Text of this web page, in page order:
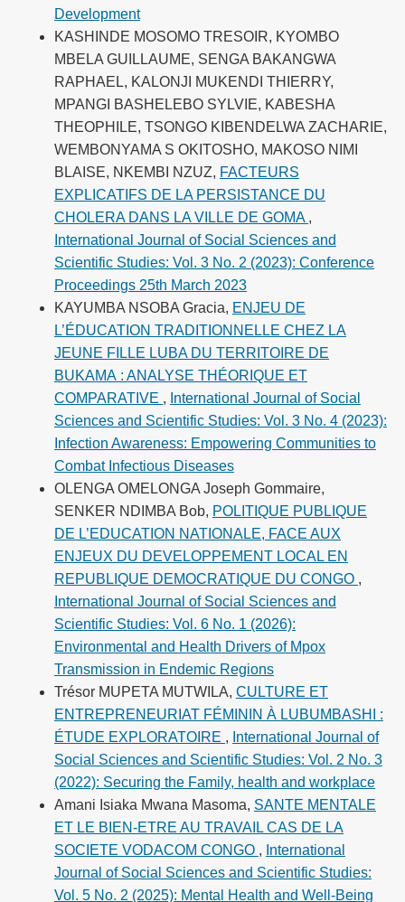
Development
KASHINDE MOSOMO TRESOIR, KYOMBO
MBELA GUILLAUME, SENGA BAKANGWA
RAPHAEL, KALONJI MUKENDI THIERRY,
MPANGI BASHELEBO SYLVIE, KABESHA
THEOPHILE, TSONGO KIBENDELWA ZACHARIE,
WEMBONYAMA S OKITOSHO, MAKOSO NIMI
BLAISE, NKEMBI NZUZ, FACTEURS
EXPLICATIFS DE LA PERSISTANCE DU
CHOLERA DANS LA VILLE DE GOMA ,
International Journal of Social Sciences and
Scientific Studies: Vol. 3 No. 2 (2023): Conference
Proceedings 25th March 2023
KAYUMBA NSOBA Gracia, ENJEU DE
L’ÉDUCATION TRADITIONNELLE CHEZ LA
JEUNE FILLE LUBA DU TERRITOIRE DE
BUKAMA : ANALYSE THÉORIQUE ET
COMPARATIVE , International Journal of Social
Sciences and Scientific Studies: Vol. 3 No. 4 (2023):
Infection Awareness: Empowering Communities to
Combat Infectious Diseases
OLENGA OMELONGA Joseph Gommaire,
SENKER NDIMBA Bob, POLITIQUE PUBLIQUE
DE L’EDUCATION NATIONALE, FACE AUX
ENJEUX DU DEVELOPPEMENT LOCAL EN
REPUBLIQUE DEMOCRATIQUE DU CONGO ,
International Journal of Social Sciences and
Scientific Studies: Vol. 6 No. 1 (2026):
Environmental and Health Drivers of Mpox
Transmission in Endemic Regions
Trésor MUPETA MUTWILA, CULTURE ET
ENTREPRENEURIAT FÉMININ À LUBUMBASHI :
ÉTUDE EXPLORATOIRE , International Journal of
Social Sciences and Scientific Studies: Vol. 2 No. 3
(2022): Securing the Family, health and workplace
Amani Isiaka Mwana Masoma, SANTE MENTALE
ET LE BIEN-ETRE AU TRAVAIL CAS DE LA
SOCIETE VODACOM CONGO , International
Journal of Social Sciences and Scientific Studies:
Vol. 5 No. 2 (2025): Mental Health and Well-Being